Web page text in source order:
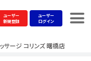
ユーザー
新規登録
ユーザー
ログイン
サージ コリンズ 曙橋店